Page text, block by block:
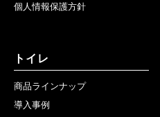
個人情報保護方針
トイレ
商品ラインナップ
導入事例